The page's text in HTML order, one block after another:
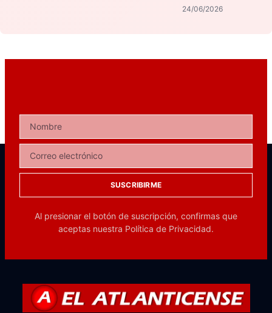
24/06/2026
SUSCRIBIRME
Al presionar el botón de suscripción, confirmas que
aceptas nuestra Política de Privacidad.